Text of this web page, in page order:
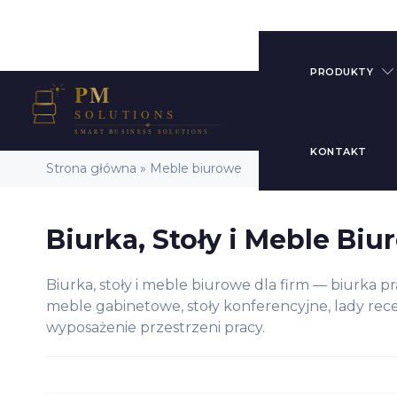
PRODUKTY
Biurka
KONTAKT
Strona główna » Meble biurowe
Biurka, Stoły i Meble
Biurka, stoły i meble biurowe dla firm — biurka
meble gabinetowe, stoły konferencyjne, lady
wyposażenie przestrzeni pracy.